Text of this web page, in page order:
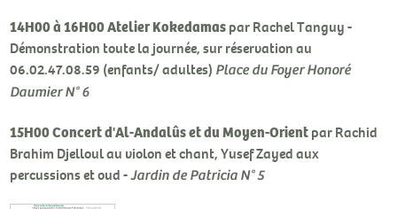
14H00 à 16H00 Atelier Kokedamaspar Rachel Tanguy -
Démonstration toute la journée, sur réservation au
06.02.47.08.59 (enfants/ adultes) Place du Foyer Honoré
Daumier N° 6
15H00 Concert d'Al-Andalûs et du Moyen-Orientpar Rachid
Brahim Djelloul au violon et chant, Yusef Zayed aux
percussions et oud -Jardin de Patricia N° 5